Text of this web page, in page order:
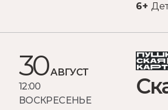
6+
30 АВГУСТ
12:00
ВОСКРЕСЕНЬЕ